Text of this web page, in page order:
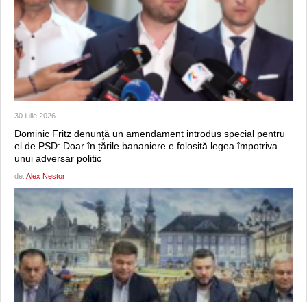
30 iulie 2026
Dominic Fritz denunţă un amendament introdus special pentru
el de PSD: Doar în țările bananiere e folosită legea împotriva
unui adversar politic
de: Alex Nestor